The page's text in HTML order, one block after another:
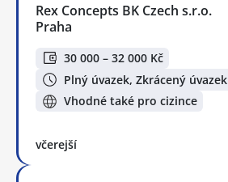
Rex Concepts BK Czech s.r.o.
Praha
30 000 – 32 000 Kč
Plný úvazek, Zkrácený úvazek
Vhodné také pro cizince
včerejší